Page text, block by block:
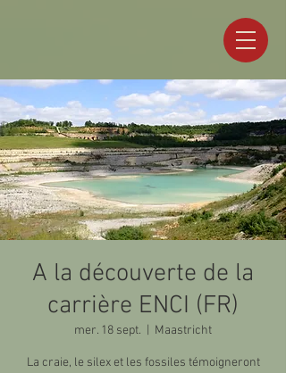
A la découverte de la
carrière ENCI (FR)
mer. 18 sept. Maastricht
La craie, le silex et les fossiles témoigneront